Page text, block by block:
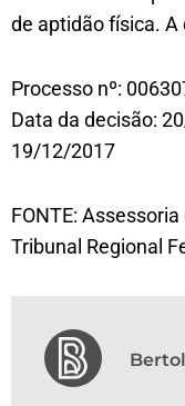
de aptidão física.
Processo nº:
Data da decisão:
19/12/2017
FONTE:
Tribunal Regional